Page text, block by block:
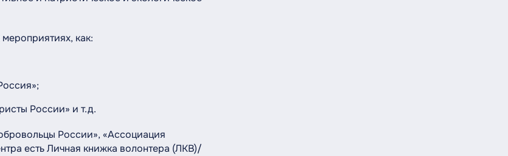
как:
России» и т.д.
России», «Ассоциация
есть Личная книжка волонтера (ЛКВ)/